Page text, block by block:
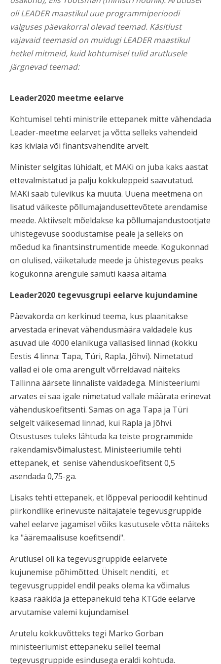
oli LEADER maastikul uue programmiperioodi
valguses päevakorral olevad teemad. Käsitlust
vajavaid teemasid on muidugi LEADER maastikul
hetkel mitmeid, kuid kohtumisel tulid arutlusele
järgnevad teemad:
Leader2020 meetme eelarve
Kohtumisel tehti ministrile ettepanek mitte vähendada
Leader-meetme eelarvet ja võtta selleks vahendeid
kas kiviaia või finantsvahendite arvelt.
Minister selgitas lühidalt, et MAKi on juba kaks aastat
ettevalmistatud ja palju kokkuleppeid saavutatud.
MAKi saab tulevikus ka muuta. Uuena meetmena on
lisatud väikeste põllumajandusettevõtete arendamise
meede. Aktiivselt mõeldakse ka põllumajandustootjate
ühistegevuse soodustamise peale ja selleks on
mõedud ka finantsinstrumentide meede. Kogukonnad
on olulised, väiketalude meede ja ühistegevus peaks
kogukonna arengule samuti kaasa aitama.
Leader2020 tegevusgrupi eelarve kujundamine
Päevakorda on kerkinud teema, kus plaanitakse
arvestada erinevat vähendusmäära valdadele kus
asuvad üle 4000 elanikuga vallasised linnad (kokku
Eestis 4 linna: Tapa, Türi, Rapla, Jõhvi). Nimetatud
vallad ei ole oma arengult võrreldavad näiteks
Tallinna äärsete linnaliste valdadega. Ministeeriumi
arvates ei saa igale nimetatud vallale määrata erinevat
vähenduskoefitsenti. Samas on aga Tapa ja Türi
selgelt väikesemad linnad, kui Rapla ja Jõhvi.
Otsustuses tuleks lähtuda ka teiste programmide
rakendamisvõimalustest. Ministeeriumile tehti
ettepanek, et senise vähenduskoefitsent 0,5
asendada 0,75-ga.
Lisaks tehti ettepanek, et lõppeval perioodil kehtinud
piirkondlike erinevuste näitajatele tegevusgruppide
vahel eelarve jagamisel võiks kasutusele võtta näiteks
ka "ääremaalisuse koefitsendi".
Arutlusel oli ka tegevusgruppide eelarvete
kujunemise põhimõtted. Ühiselt nenditi, et
tegevusgruppidel endil peaks olema ka võimalus
kaasa rääkida ja ettepanekuid teha KTGde eelarve
arvutamise valemi kujundamisel.
Arutelu kokkuvõtteks tegi Marko Gorban
ministeeriumist ettepaneku sellel teemal
tegevusgruppide esindusega eraldi kohtuda.